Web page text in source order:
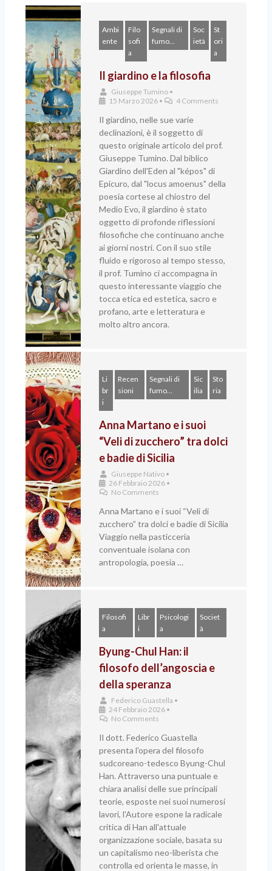
Ambi
ente
Filo
sofi
a
Segnali di
fumo...
Soc
ietà
St
ori
a
Il giardino e la filosofia
Giuseppe Tumino •
15 Marzo 2026 • 4 Comments
Il giardino, nelle sue varie
declinazioni, è il soggetto di
questo originale articolo del prof.
Giuseppe Tumino. Dal biblico
Giardino dell'Eden al "képos" di
Epicuro, dal "locus amoenus" della
poesia cortese al chiostro del
Medio Evo, il giardino è stato
oggetto di profonde riflessioni
filosofiche che continuano anche
ai giorni nostri. Con il suo stile
fluido e rigoroso al tempo stesso,
il prof. Tumino ci accompagna in
questo interessante viaggio che
tocca etica ed estetica, sacro e
profano, arte e letteratura e
molto altro ancora.
Li
br
i
Recen
sioni
Segnali di
fumo...
Sic
ilia
Sto
ria
Anna Martano e i suoi
“Veli di zucchero” tra dolci
e badie di Sicilia
Giuseppe Nativo •
26 Febbraio 2026 •
No Comments
Anna Martano e i suoi “Veli di
zucchero” tra dolci e badie di Sicilia
Viaggio nella pasticceria
conventuale isolana con
antropologia, poesia …
Filosofi
a
Libr
i
Psicologi
a
Societ
à
Byung-Chul Han: il
filosofo dell’angoscia e
della speranza
Federico Guastella •
24 Febbraio 2026 •
No Comments
Il dott. Federico Guastella
presenta l'opera del filosofo
sudcoreano-tedesco Byung-Chul
Han. Attraverso una puntuale e
chiara analisi delle sue principali
teorie, esposte nei suoi numerosi
lavori, l'Autore espone la radicale
critica di Han all'attuale
organizzazione sociale, basata su
un capitalismo neo-liberista che
controlla ed orienta le masse, in